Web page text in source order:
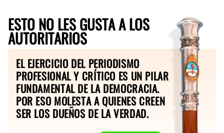
ESTO NO LES GUSTA A LOS
AUTORITARIOS
EL EJERCICIO DEL PERIODISMO
PROFESIONAL Y CRÍTICO ES UN PILAR
FUNDAMENTAL DE LA DEMOCRACIA.
POR ESO MOLESTA A QUIENES CREEN
SER LOS DUEÑOS DE LA VERDAD.